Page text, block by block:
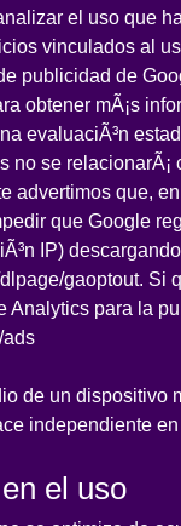
el uso que
vinculados al
publicidad de
obtener mÃ¡s
evaluaciÃ³n
no se
advertimos que,
que Google
IP)
gaoptout. Si
Analytics para la
ads
de un dispositivo
independiente
el uso